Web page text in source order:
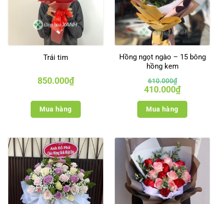
Trái tim
850.000₫
Mua hàng
Hồng ngọt ngào – 15 bông
hồng kem
610.000₫
Giá
gốc
là:
610.000₫.
410.000₫Giá
hiện
tại
Mua hàng